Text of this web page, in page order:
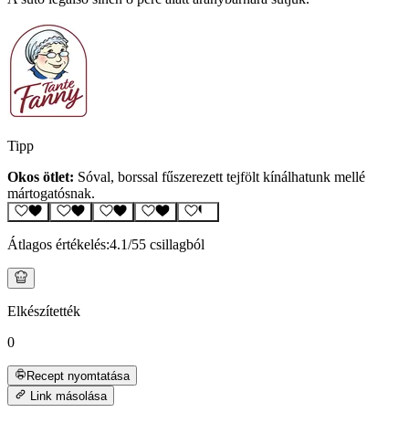
Tipp
Okos ötlet: Sóval, borssal fűszerezett tejfölt kínálhatunk mellé
mártogatósnak.
Átlagos értékelés:4.1/55 csillagból
Elkészítették
0
Recept nyomtatása
Link másolása